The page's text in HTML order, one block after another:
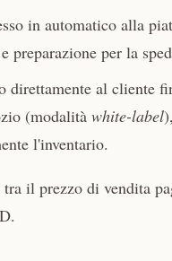
in automatico alla
preparazione per la
direttamente al cliente
(modalità white-label
l'inventario.
il prezzo di vendita